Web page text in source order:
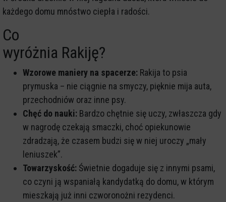
każdego domu mnóstwo ciepła i radości.
Co
wyróżnia Rakiję?
Wzorowe maniery na spacerze: Rakija to psia
prymuska – nie ciągnie na smyczy, pięknie mija auta,
przechodniów oraz inne psy.
Chęć do nauki: Bardzo chętnie się uczy, zwłaszcza gdy
w nagrodę czekają smaczki, choć opiekunowie
zdradzają, że czasem budzi się w niej uroczy „mały
leniuszek”.
Towarzyskość: Świetnie dogaduje się z innymi psami,
co czyni ją wspaniałą kandydatką do domu, w którym
mieszkają już inni czworonożni rezydenci.